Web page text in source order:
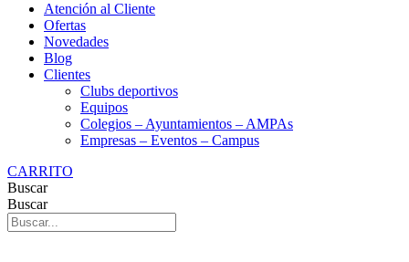
Atención al Cliente
Ofertas
Novedades
Blog
Clientes
Clubs deportivos
Equipos
Colegios – Ayuntamientos – AMPAs
Empresas – Eventos – Campus
CARRITO
Buscar
Buscar